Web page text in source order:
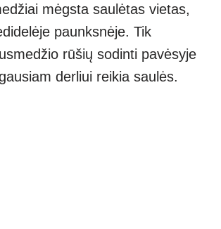
mėgsta saulėtas vietas,
paunksnėje. Tik
rūšių sodinti pavėsyje
derliui reikia saulės.